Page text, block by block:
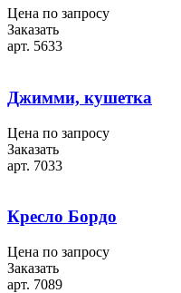
Цена по запросу
Заказать
арт. 5633
Джимми, кушетка
Цена по запросу
Заказать
арт. 7033
Кресло Бордо
Цена по запросу
Заказать
арт. 7089